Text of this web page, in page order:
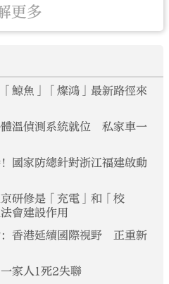
更多
鯨魚」「燦鴻」最新路徑來
體溫偵測系統就位 私家車一
國家防總針對浙江福建啟動
研修是「充電」和「校
會建設作用
香港延續國際視野 正重新
家人1死2失聯